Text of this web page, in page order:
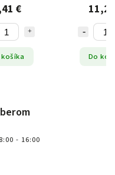
€
Do
- 16:00